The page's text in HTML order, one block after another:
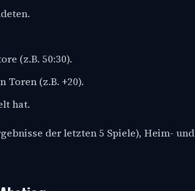
(z.B. 50:30).
(z.B. +20).
hat.
der letzten 5 Spiele), Heim- und